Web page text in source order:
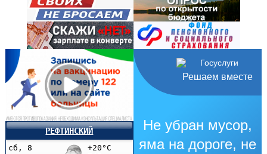
Решаем вместе
Не убран мусор,
яма на дороге, не
РЕФТИНСКИЙ